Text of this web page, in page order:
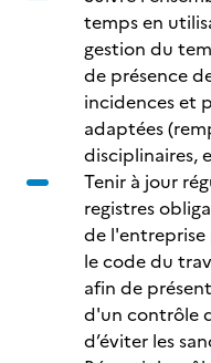
temps en
gestion du
de présence
incidences et
adaptées
disciplinaires,
Tenir à jour
registres
de
le code du
afin de
d'un contrôle
d’éviter les